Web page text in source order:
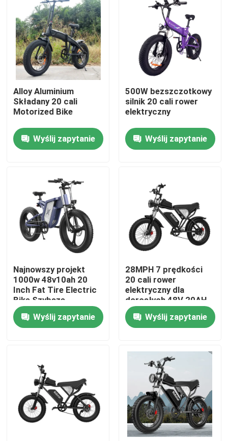
Dom
Produkty
Filmy
O nas
Wycieczka po fabryce
Kontrola jakości
Rower elektryczny Ridstar
Składany elektryczny rower z tłustymi oponami
Alloy Aluminium
Składany 20 cali
Motorized Bike
Wyślij zapytanie
500W bezszczotkowy
silnik 20 cali rower
elektryczny
Wyślij zapytanie
Najnowszy projekt
1000w 48v10ah 20
Inch Fat Tire Electric
Bike Szybsze
ładowanie
Wyślij zapytanie
28MPH 7 prędkości
20 cali rower
elektryczny dla
dorosłych 48V 20AH
bateria
Wyślij zapytanie